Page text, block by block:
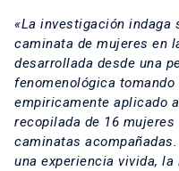
«La investigación indaga
caminata de mujeres en
desarrollada desde una
fenomenológica
empiricamente aplicado
recopilada de 16
caminatas
una experiencia vivida,